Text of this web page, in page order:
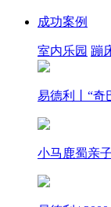
成功案例
室内乐园 蹦
易德利丨“奇
小马鹿蜀亲